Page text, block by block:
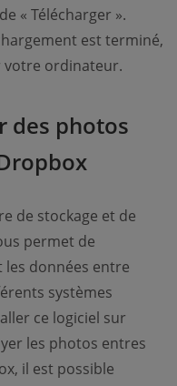
« Télécharger ».
est terminé,
votre ordinateur.
des photos
de stockage et de
permet de
données entre
systèmes
ce logiciel sur
les photos entres
il est possible